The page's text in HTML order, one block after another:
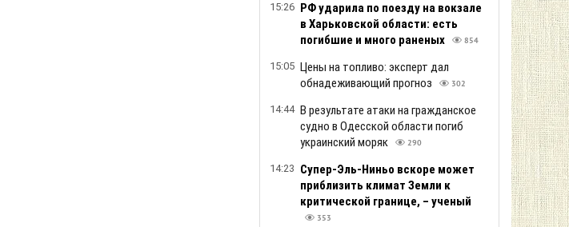
15:26 РФ ударила по поезду на вокзале
в Харьковской области: есть
погибшие и много раненых
854
15:05 Цены на топливо: эксперт дал
обнадеживающий прогноз
302
14:44 В результате атаки на гражданское
судно в Одесской области погиб
украинский моряк
290
14:23 Супер-Эль-Ниньо вскоре может
приблизить климат Земли к
критической границе, – ученый
353